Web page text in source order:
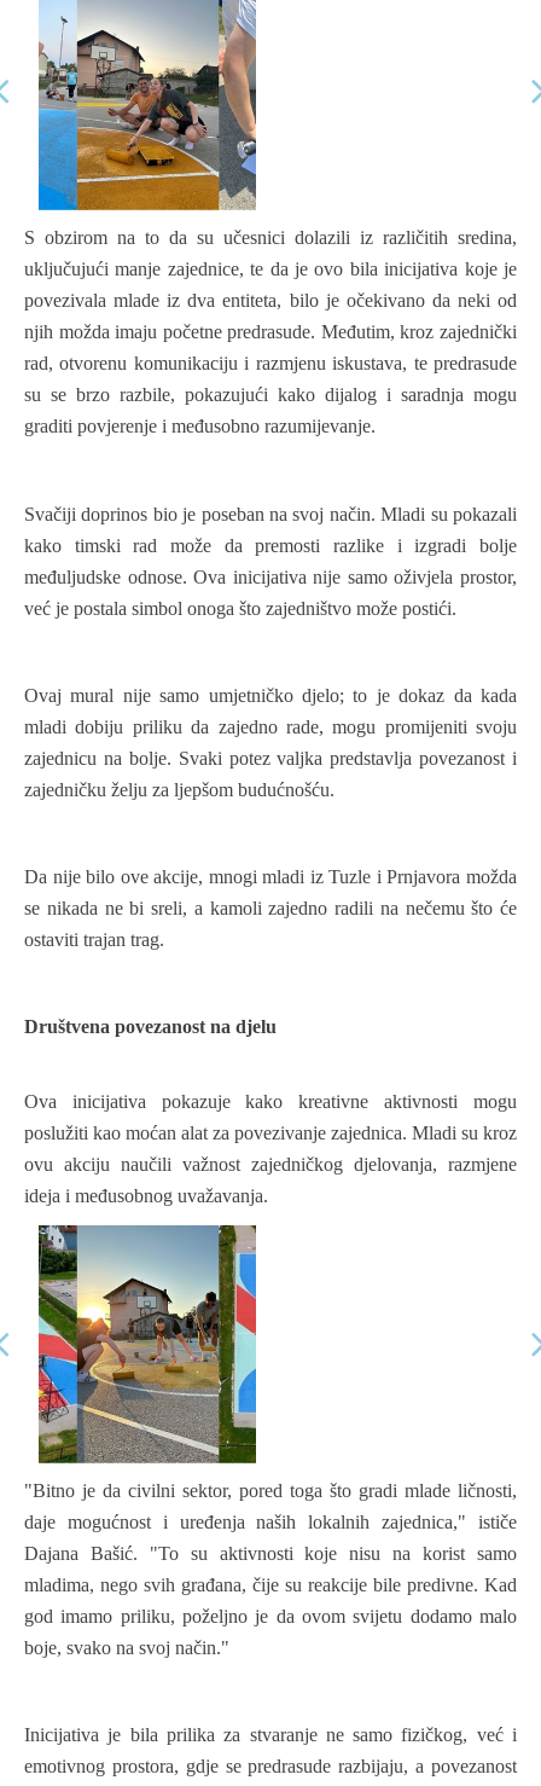
S obzirom na to da su učesnici dolazili iz različitih sredina,
uključujući manje zajednice, te da je ovo bila inicijativa koje je
povezivala mlade iz dva entiteta, bilo je očekivano da neki od
njih možda imaju početne predrasude. Međutim, kroz zajednički
rad, otvorenu komunikaciju i razmjenu iskustava, te predrasude
su se brzo razbile, pokazujući kako dijalog i saradnja mogu
graditi povjerenje i međusobno razumijevanje.
Svačiji doprinos bio je poseban na svoj način. Mladi su pokazali
kako timski rad može da premosti razlike i izgradi bolje
međuljudske odnose. Ova inicijativa nije samo oživjela prostor,
već je postala simbol onoga što zajedništvo može postići.
Ovaj mural nije samo umjetničko djelo; to je dokaz da kada
mladi dobiju priliku da zajedno rade, mogu promijeniti svoju
zajednicu na bolje. Svaki potez valjka predstavlja povezanost i
zajedničku želju za ljepšom budućnošću.
Da nije bilo ove akcije, mnogi mladi iz Tuzle i Prnjavora možda
se nikada ne bi sreli, a kamoli zajedno radili na nečemu što će
ostaviti trajan trag.
Društvena povezanost na djelu
Ova inicijativa pokazuje kako kreativne aktivnosti mogu
poslužiti kao moćan alat za povezivanje zajednica. Mladi su kroz
ovu akciju naučili važnost zajedničkog djelovanja, razmjene
ideja i međusobnog uvažavanja.
"Bitno je da civilni sektor, pored toga što gradi mlade ličnosti,
daje mogućnost i uređenja naših lokalnih zajednica," ističe
Dajana Bašić. "To su aktivnosti koje nisu na korist samo
mladima, nego svih građana, čije su reakcije bile predivne. Kad
god imamo priliku, poželjno je da ovom svijetu dodamo malo
boje, svako na svoj način."
Inicijativa je bila prilika za stvaranje ne samo fizičkog, već i
emotivnog prostora, gdje se predrasude razbijaju, a povezanost